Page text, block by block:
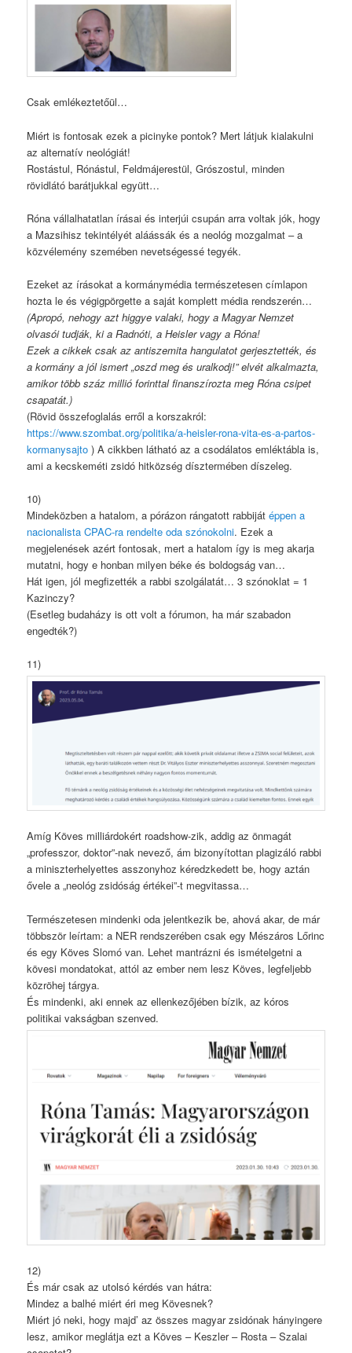
Csak emlékeztetőül…
Miért is fontosak ezek a picinyke pontok? Mert látjuk kialakulni
az alternatív neológiát!
Rostástul, Rónástul, Feldmájerestül, Grószostul, minden
rövidlátó barátjukkal együtt…
Róna vállalhatatlan írásai és interjúi csupán arra voltak jók, hogy
a Mazsihisz tekintélyét aláássák és a neológ mozgalmat – a
közvélemény szemében nevetségessé tegyék.
Ezeket az írásokat a kormánymédia természetesen címlapon
hozta le és végigpörgette a saját komplett média rendszerén…
(Apropó, nehogy azt higgye valaki, hogy a Magyar Nemzet
olvasói tudják, ki a Radnóti, a Heisler vagy a Róna!
Ezek a cikkek csak az antiszemita hangulatot gerjesztették, és
a kormány a jól ismert „oszd meg és uralkodj!” elvét alkalmazta,
amikor több száz millió forinttal finanszírozta meg Róna csipet
csapatát.)
(Rövid összefoglalás erről a korszakról:
https://www.szombat.org/politika/a-heisler-rona-vita-es-a-partos-
kormanysajto ) A cikkben látható az a csodálatos emléktábla is,
ami a kecskeméti zsidó hitközség dísztermében díszeleg.
10)
Mindeközben a hatalom, a pórázon rángatott rabbijátéppen a
nacionalista CPAC-ra rendelte oda szónokolni. Ezek a
megjelenések azért fontosak, mert a hatalom így is meg akarja
mutatni, hogy e honban milyen béke és boldogság van…
Hát igen, jól megfizették a rabbi szolgálatát… 3 szónoklat = 1
Kazinczy?
(Esetleg budaházy is ott volt a fórumon, ha már szabadon
engedték?)
11)
Amíg Köves milliárdokért roadshow-zik, addig az önmagát
„professzor, doktor”-nak nevező, ám bizonyítottan plagizáló rabbi
a miniszterhelyettes asszonyhoz kéredzkedett be, hogy aztán
ővele a „neológ zsidóság értékei”-t megvitassa…
Természetesen mindenki oda jelentkezik be, ahová akar, de már
többször leírtam: a NER rendszerében csak egy Mészáros Lőrinc
és egy Köves Slomó van. Lehet mantrázni és ismételgetni a
kövesi mondatokat, attól az ember nem lesz Köves, legfeljebb
közröhej tárgya.
És mindenki, aki ennek az ellenkezőjében bízik, az kóros
politikai vakságban szenved.
12)
És már csak az utolsó kérdés van hátra:
Mindez a balhé miért éri meg Kövesnek?
Miért jó neki, hogy majd’ az összes magyar zsidónak hányingere
lesz, amikor meglátja ezt a Köves – Keszler – Rosta – Szalai